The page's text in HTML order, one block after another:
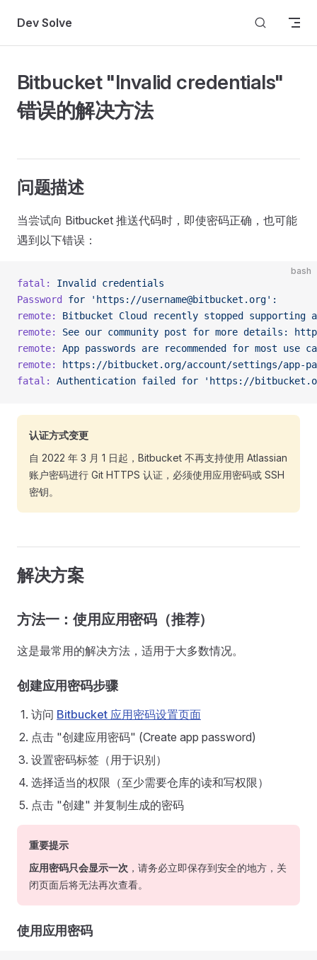
Skip to content
Dev Solve
Bitbucket "Invalid credentials"
错误的解决方法
问题描述
当尝试向 Bitbucket 推送代码时，即使密码正确，也可能
遇到以下错误：
bash
fatal: Invalid
credentials
Password
for 'https://username@bitbucket.org':
remote:
Bitbucket Cloud recently stopped supporting
remote:
See our community post for more details:
remote:
App passwords are recommended for most use
remote:
https://bitbucket.org/account/settings/app-
fatal:
Authentication failed for 'https://
认证方式变更
自 2022 年 3 月 1 日起，Bitbucket 不再支持使用 Atlassian
账户密码进行 Git HTTPS 认证，必须使用应用密码或 SSH
密钥。
解决方案
方法一：使用应用密码（推荐）
这是最常用的解决方法，适用于大多数情况。
创建应用密码步骤
访问 Bitbucket 应用密码设置页面
点击 "创建应用密码" (Create app password)
设置密码标签（用于识别）
选择适当的权限（至少需要仓库的读和写权限）
点击 "创建" 并复制生成的密码
重要提示
应用密码只会显示一次 ，请务必立即保存到安全的地方，关
闭页面后将无法再次查看。
使用应用密码